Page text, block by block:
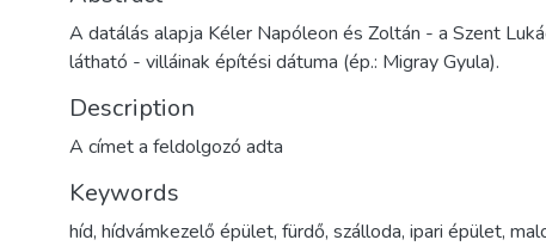
A datálás alapja Kéler Napóleon és Zoltán - a Szent
látható - villáinak építési dátuma (ép.: Migray Gyula).
Description
A címet a feldolgozó adta
Keywords
híd, hídvámkezelő épület, fürdő, szálloda, ipari épület,